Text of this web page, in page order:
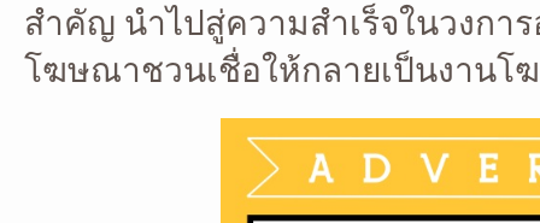
สำคัญ นำไปสู่ความสำเร็จในวงกา
โฆษณาชวนเชื่อให้กลายเป็นงาน